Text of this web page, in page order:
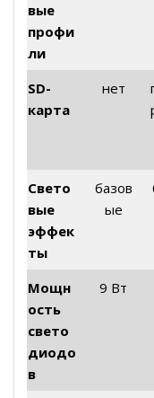
вые
профи
ли
SD-
карта
нет
Свето
вые
эффек
ты
базов
ые
Мощн
ость
свето
диодо
в
9 Вт